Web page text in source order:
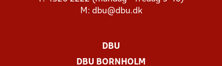
M: dbu@dbu.dk
DBU
DBU BORNHOLM